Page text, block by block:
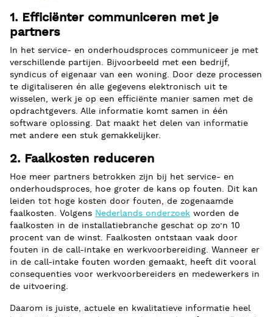
1. Efficiënter communiceren met je
partners
In het service- en onderhoudsproces communiceer je met
verschillende partijen. Bijvoorbeeld met een bedrijf,
syndicus of eigenaar van een woning. Door deze processen
te digitaliseren én alle gegevens elektronisch uit te
wisselen, werk je op een efficiënte manier samen met de
opdrachtgevers. Alle informatie komt samen in één
software oplossing. Dat maakt het delen van informatie
met andere een stuk gemakkelijker.
2. Faalkosten reduceren
Hoe meer partners betrokken zijn bij het service- en
onderhoudsproces, hoe groter de kans op fouten. Dit kan
leiden tot hoge kosten door fouten, de zogenaamde
faalkosten. Volgens Nederlands onderzoek worden de
faalkosten in de installatiebranche geschat op zo’n 10
procent van de winst. Faalkosten ontstaan vaak door
fouten in de call-intake en werkvoorbereiding. Wanneer er
in de call-intake fouten worden gemaakt, heeft dit vooral
consequenties voor werkvoorbereiders en medewerkers in
de uitvoering.
Daarom is juiste, actuele en kwalitatieve informatie heel